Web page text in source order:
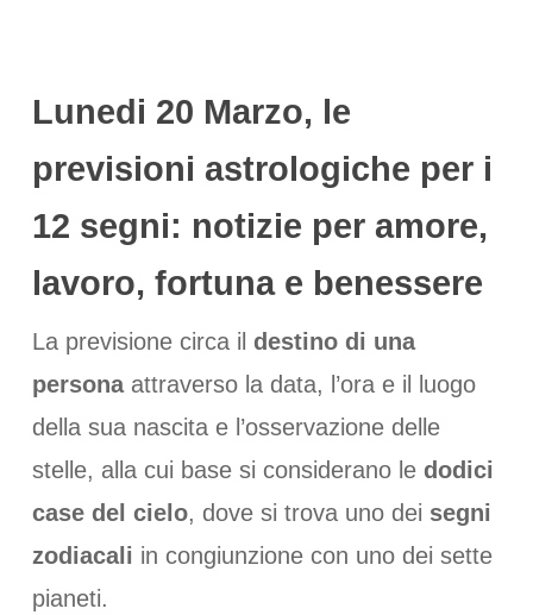
Lunedi 20 Marzo, le
previsioni astrologiche per i
12 segni: notizie per amore,
lavoro, fortuna e benessere
La previsione circa il destino di una
personaattraverso la data, l’ora e il luogo
della sua nascita e l’osservazione delle
stelle, alla cui base si considerano le dodici
case del cielo, dove si trova uno dei segni
zodiacali in congiunzione con uno dei sette
pianeti.